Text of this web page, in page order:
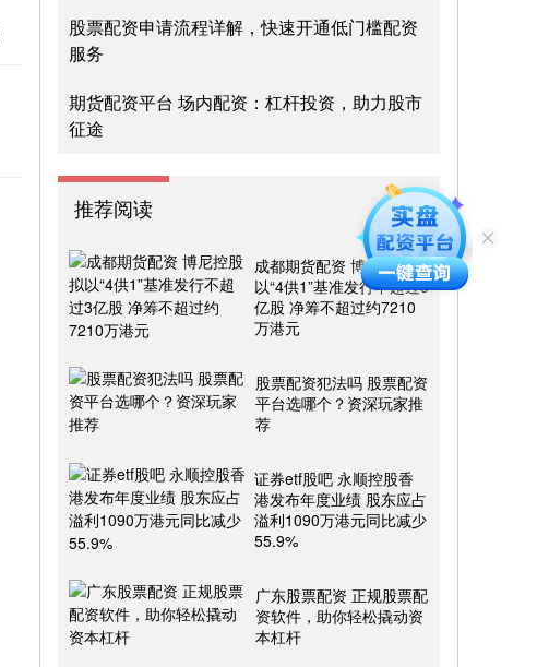
股票配资申请流程详解，快速开通低门槛配资
服务
期货配资平台 场内配资：杠杆投资，助力股市
征途
推荐阅读
成都期货配资 博尼控股拟
以“4供1”基准发行不超过3
亿股 净筹不超过约7210
万港元
股票配资犯法吗 股票配资
平台选哪个？资深玩家推
荐
证券etf股吧 永顺控股香
港发布年度业绩 股东应占
溢利1090万港元同比减少
55.9%
广东股票配资 正规股票配
资软件，助你轻松撬动资
本杠杆